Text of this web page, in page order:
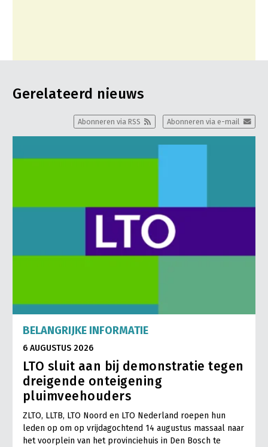
Gerelateerd nieuws
Abonneren via e-mail
Abonneren via RSS
BELANGRIJKE INFORMATIE
6 AUGUSTUS 2026
LTO sluit aan bij demonstratie tegen
dreigende onteigening
pluimveehouders
ZLTO, LLTB, LTO Noord en LTO Nederland roepen hun
leden op om op vrijdagochtend 14 augustus massaal naar
het voorplein van het provinciehuis in Den Bosch te